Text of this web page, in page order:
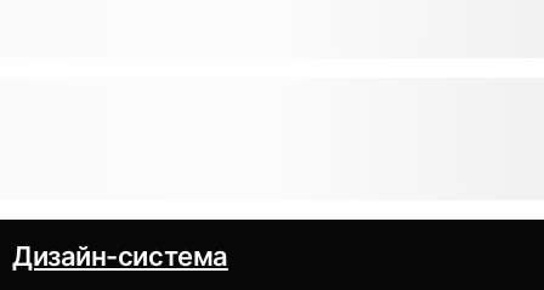
Дизайн-система